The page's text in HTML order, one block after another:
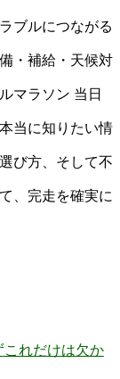
ブルにつながる
・補給・天候対
マラソン 当日
当に知りたい情
び方、そして不
、完走を確実に
これだけは欠か